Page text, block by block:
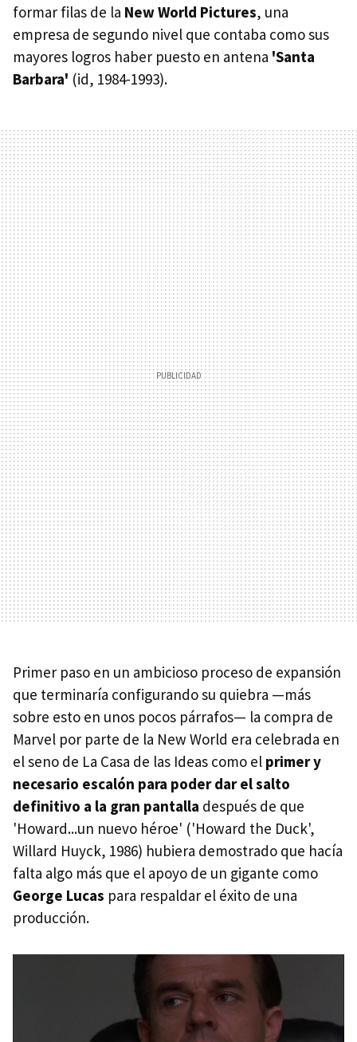
formar filas de la New World Pictures, una
empresa de segundo nivel que contaba como sus
mayores logros haber puesto en antena 'Santa
Barbara' (id, 1984-1993).
Primer paso en un ambicioso proceso de expansión
que terminaría configurando su quiebra —más
sobre esto en unos pocos párrafos— la compra de
Marvel por parte de la New World era celebrada en
el seno de La Casa de las Ideas como el primer y
necesario escalón para poder dar el salto
definitivo a la gran pantalla después de que
'Howard...un nuevo héroe' ('Howard the Duck',
Willard Huyck, 1986) hubiera demostrado que hacía
falta algo más que el apoyo de un gigante como
George Lucas para respaldar el éxito de una
producción.